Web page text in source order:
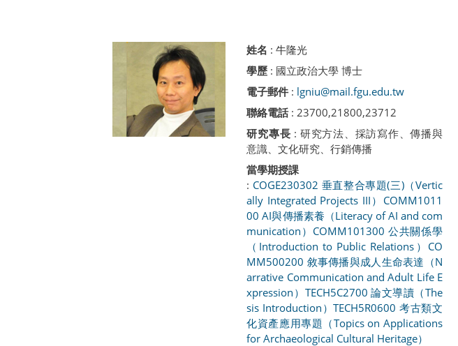
姓名 :牛隆光
學歷 : 國立政治大學 博士
電子郵件 : lgniu@mail.fgu.edu.tw
聯絡電話 : 23700,21800,23712
研究專長 : 研究方法、採訪寫作、傳播與
意識、文化研究、行銷傳播
當學期授課
: COGE230302 垂直整合專題(三)（Vertic
ally Integrated Projects III） COMM1011
00 AI與傳播素養（Literacy of AI and com
munication） COMM101300 公共關係學
（Introduction to Public Relations） CO
MM500200 敘事傳播與成人生命表達（N
arrative Communication and Adult Life E
xpression） TECH5C2700 論文導讀（The
sis Introduction）TECH5R0600 考古類文
化資產應用專題（Topics on Applications
for Archaeological Cultural Heritage）